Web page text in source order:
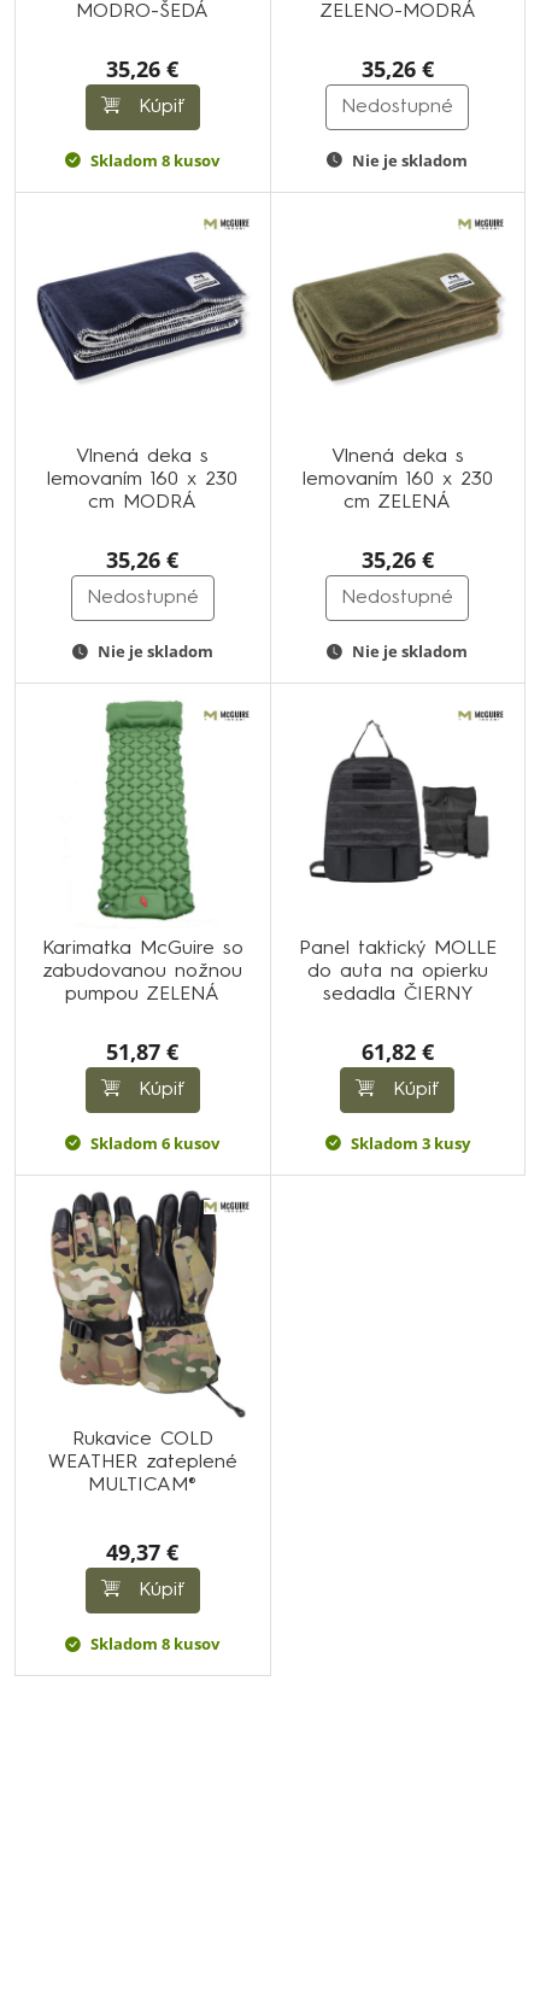
MODRO-ŠEDÁ
35,26 €
Kúpiť
Skladom 8 kusov
ZELENO-MODRÁ
35,26 €
Nedostupné
Nie je skladom
Vlnená deka s
lemovaním 160 x 230
cm MODRÁ
35,26 €
Nedostupné
Nie je skladom
Vlnená deka s
lemovaním 160 x 230
cm ZELENÁ
35,26 €
Nedostupné
Nie je skladom
Karimatka McGuire so
zabudovanou nožnou
pumpou ZELENÁ
51,87 €
Kúpiť
Skladom 6 kusov
Panel taktický MOLLE
do auta na opierku
sedadla ČIERNY
61,82 €
Kúpiť
Skladom 3 kusy
Rukavice COLD
WEATHER zateplené
MULTICAM®
49,37 €
Kúpiť
Skladom 8 kusov